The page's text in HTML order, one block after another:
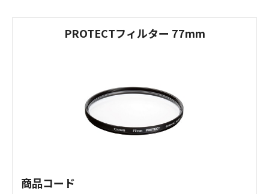
PROTECTフィルター 77mm
商品コード